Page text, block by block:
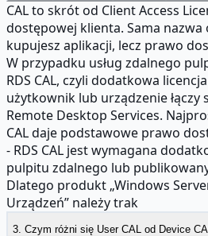
CAL to skrót od Client Access
dostępowej klienta. Sama nazwa
kupujesz aplikacji, lecz prawo
W przypadku usług zdalnego
RDS CAL, czyli dodatkowa
użytkownik lub urządzenie łączy
Remote Desktop Services.
CAL daje podstawowe prawo
- RDS CAL jest wymagana
pulpitu zdalnego lub
Dlatego produkt „Windows
Urządzeń” należy trak
3. Czym różni się User CAL od Device